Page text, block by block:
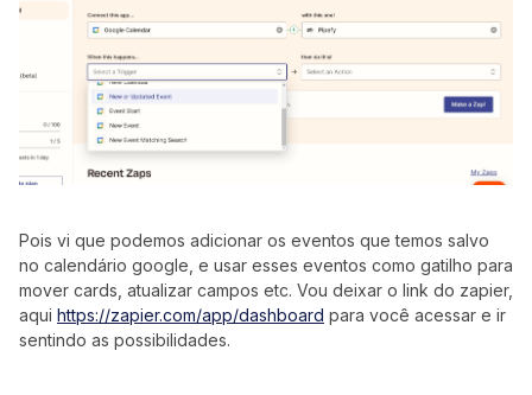
Pois vi que podemos adicionar os eventos que temos salvo
no calendário google, e usar esses eventos como gatilho para
mover cards, atualizar campos etc. Vou deixar o link do zapier,
aqui https://zapier.com/app/dashboard para você acessar e ir
sentindo as possibilidades.